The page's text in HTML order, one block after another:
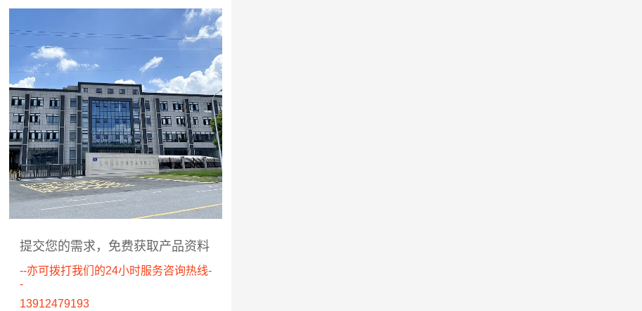
提交您的需求，免费获取产品资料
--亦可拨打我们的24小时服务咨询热线-
-
13912479193